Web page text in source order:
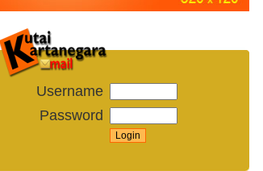
Username
Password